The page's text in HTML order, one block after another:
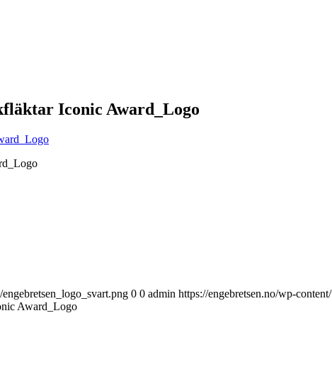
Iconic Award_Logo
0 0 admin https://engebretsen.no/wp-
Award_Logo